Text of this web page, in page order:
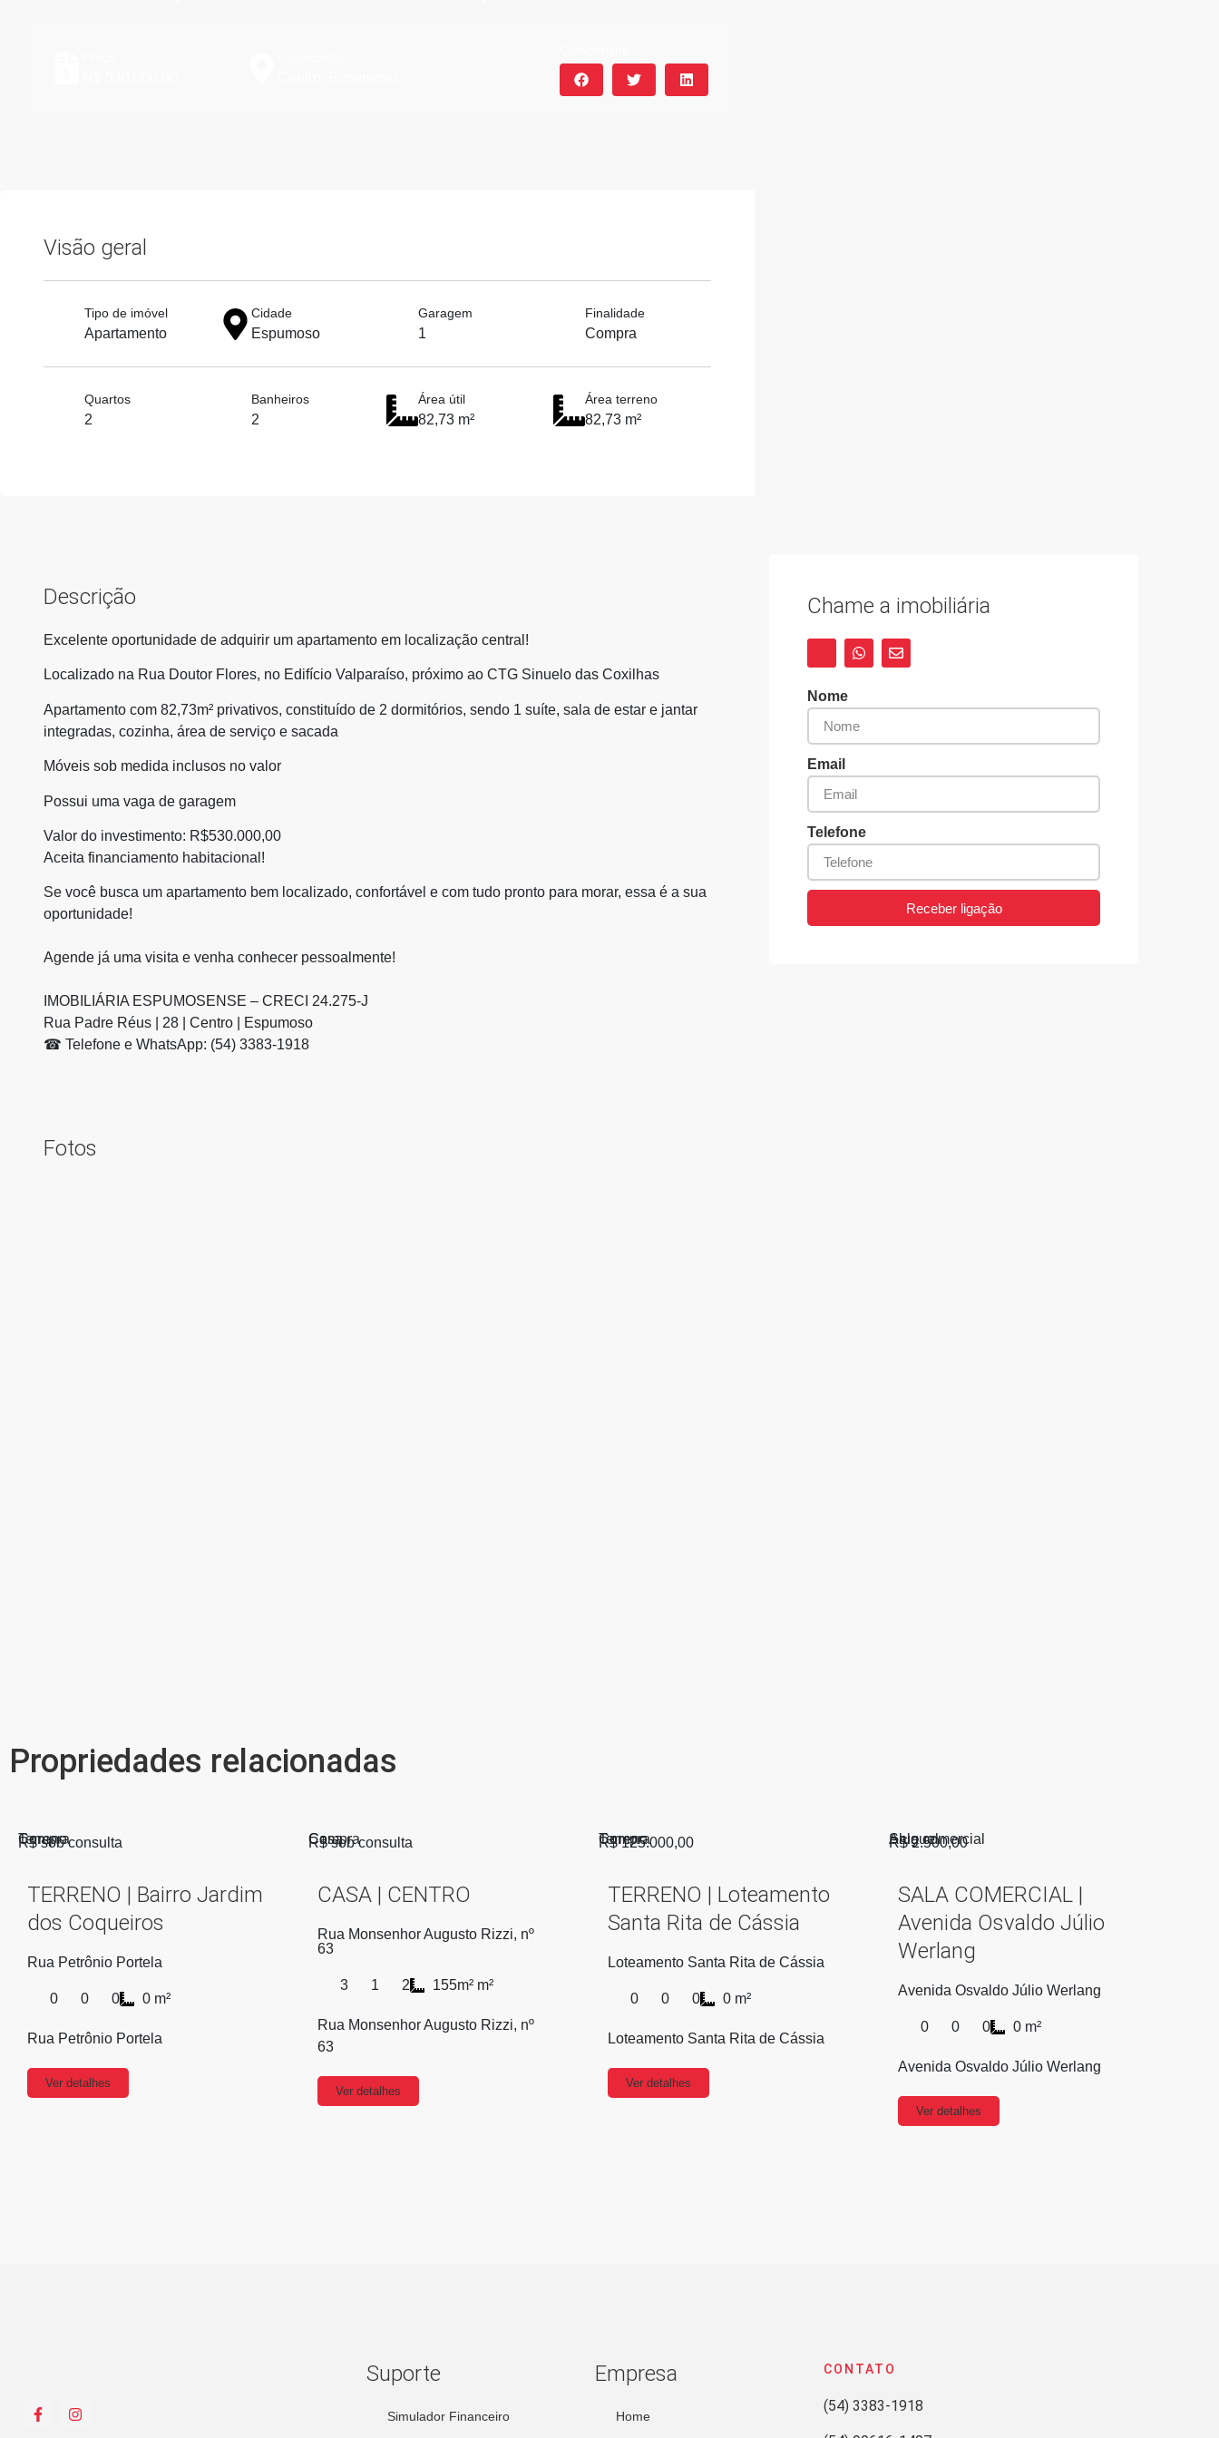
Visão geral
Tipo de imóvel
Apartamento
Cidade
Espumoso
Garagem
1
Finalidade
Compra
Quartos
2
Banheiros
2
Área útil
82,73 m²
Área terreno
82,73 m²
Descrição
Excelente oportunidade de adquirir um apartamento em localização central!
Localizado na Rua Doutor Flores, no Edifício Valparaíso, próximo ao CTG Sinuelo das Coxilhas
Apartamento com 82,73m² privativos, constituído de 2 dormitórios, sendo 1 suíte, sala de estar e jantar
integradas, cozinha, área de serviço e sacada
Móveis sob medida inclusos no valor
Possui uma vaga de garagem
Valor do investimento: R$530.000,00
Aceita financiamento habitacional!
Se você busca um apartamento bem localizado, confortável e com tudo pronto para morar, essa é a sua
oportunidade!
Agende já uma visita e venha conhecer pessoalmente!
IMOBILIÁRIA ESPUMOSENSE – CRECI 24.275-J
Rua Padre Réus | 28 | Centro | Espumoso
☎ Telefone e WhatsApp: (54) 3383-1918
Fotos
Chame a imobiliária
Nome
Email
Telefone
Receber ligação
Propriedades relacionadas
R$ sob consulta
Compra
Terreno
TERRENO | Bairro Jardim
dos Coqueiros
Rua Petrônio Portela
0 0 0 0 m²
Rua Petrônio Portela
Ver detalhes
R$ sob consulta
Compra
Casa
CASA | CENTRO
Rua Monsenhor Augusto Rizzi, nº
63
3 1 2 155m² m²
Rua Monsenhor Augusto Rizzi, nº
63
Ver detalhes
R$ 125.000,00
Compra
Terreno
TERRENO | Loteamento
Santa Rita de Cássia
Loteamento Santa Rita de Cássia
0 0 0 0 m²
Loteamento Santa Rita de Cássia
Ver detalhes
R$ 2.500,00
Aluguel
Sala comercial
SALA COMERCIAL |
Avenida Osvaldo Júlio
Werlang
Avenida Osvaldo Júlio Werlang
0 0 0 0 m²
Avenida Osvaldo Júlio Werlang
Ver detalhes
Suporte
Simulador Financeiro
Empresa
Home
CONTATO
(54) 3383-1918